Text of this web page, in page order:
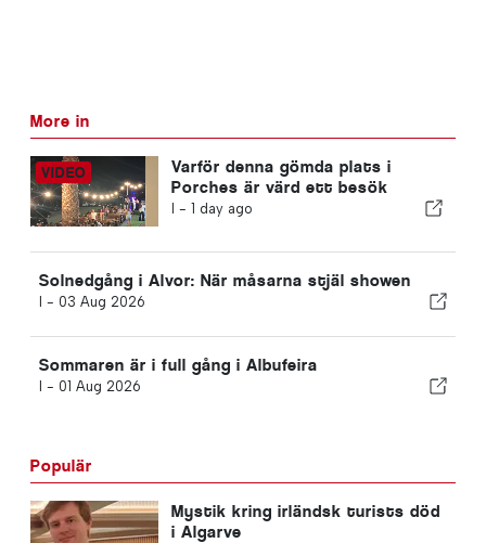
More in
Varför denna gömda plats i
Porches är värd ett besök
I - 1 day ago
Solnedgång i Alvor: När måsarna stjäl showen
I - 03 Aug 2026
Sommaren är i full gång i Albufeira
I - 01 Aug 2026
Populär
Mystik kring irländsk turists död
i Algarve